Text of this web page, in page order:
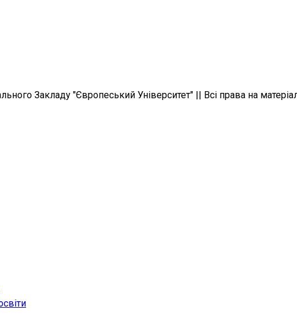
Закладу "Європеський Університет" || Всі права на